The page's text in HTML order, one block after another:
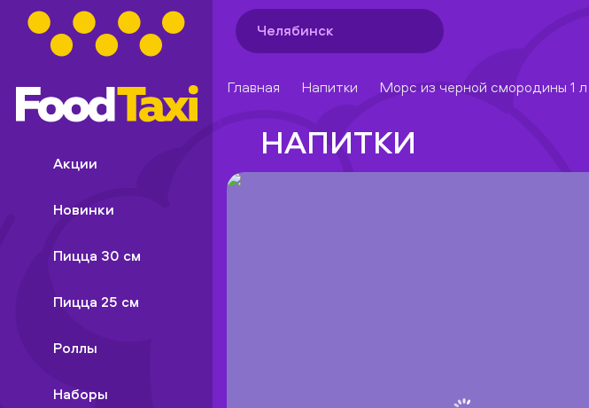
Челябинск
Акции
Новинки
Пицца 30 см
Пицца 25 см
Роллы
Наборы
Главная Напитки Морс из черной смородины 1 л
НАПИТКИ